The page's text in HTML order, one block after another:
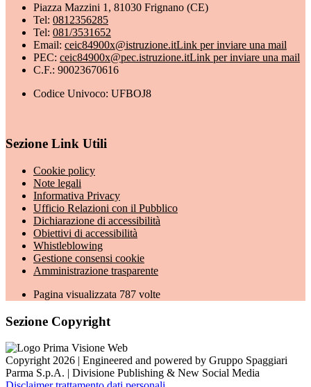
Piazza Mazzini 1, 81030 Frignano (CE)
Tel: 0812356285
Tel: 081/3531652
Email: ceic84900x@istruzione.itLink per inviare una mail
PEC: ceic84900x@pec.istruzione.itLink per inviare una mail
C.F.: 90023670616
Codice Univoco: UFBOJ8
Sezione Link Utili
Cookie policy
Note legali
Informativa Privacy
Ufficio Relazioni con il Pubblico
Dichiarazione di accessibilità
Obiettivi di accessibilità
Whistleblowing
Gestione consensi cookie
Amministrazione trasparente
Pagina visualizzata 787 volte
Sezione Copyright
Copyright 2026 | Engineered and powered by Gruppo Spaggiari
Parma S.p.A. | Divisione Publishing & New Social Media